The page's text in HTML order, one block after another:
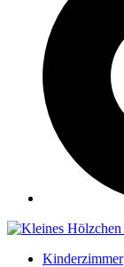
Kinderzimmer